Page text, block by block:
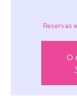
Reservas
O